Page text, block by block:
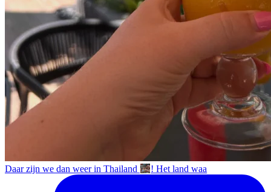
Daar zijn we dan weer in Thailand ! Het land waa